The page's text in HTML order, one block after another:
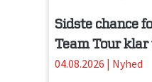
Sidste chance
Team Tour
04.08.2026 | Nyhed